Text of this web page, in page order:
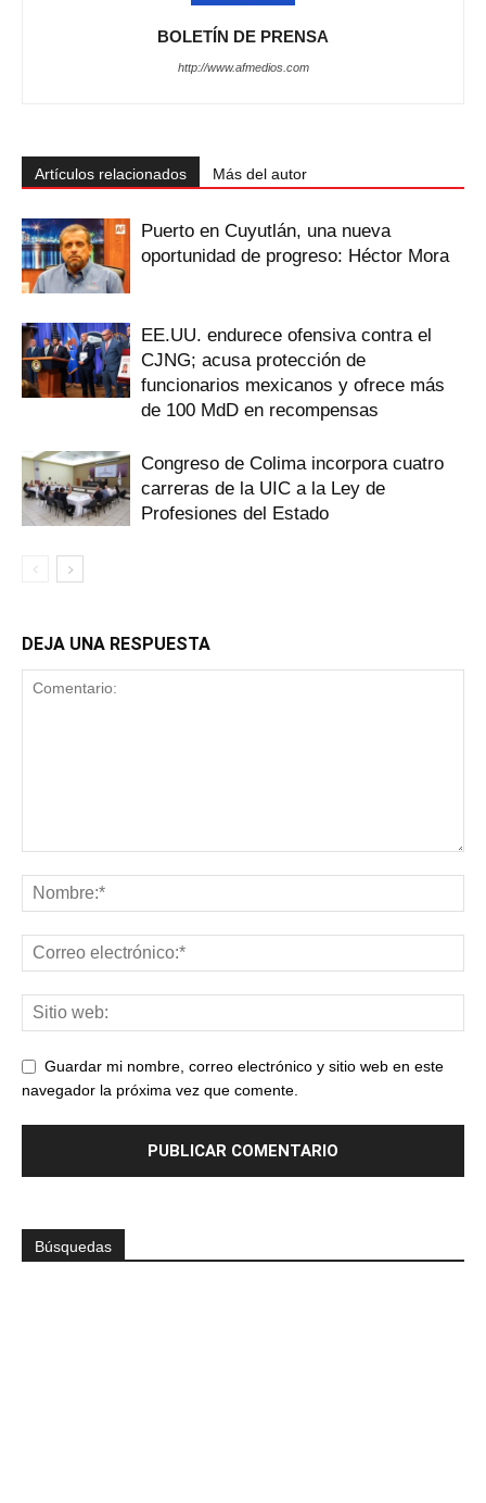
BOLETÍN DE PRENSA
http://www.afmedios.com
Artículos relacionados Más del autor
Puerto en Cuyutlán, una nueva
oportunidad de progreso: Héctor Mora
EE.UU. endurece ofensiva contra el
CJNG; acusa protección de
funcionarios mexicanos y ofrece más
de 100 MdD en recompensas
Congreso de Colima incorpora cuatro
carreras de la UIC a la Ley de
Profesiones del Estado
DEJA UNA RESPUESTA
Guardar mi nombre, correo electrónico y sitio web en este
navegador la próxima vez que comente.
Búsquedas